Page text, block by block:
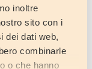
inoltre
sito con i
dei dati web,
combinarle
o che hanno